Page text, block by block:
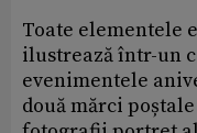
Toate elementele
ilustrează într-un
evenimentele
două mărci